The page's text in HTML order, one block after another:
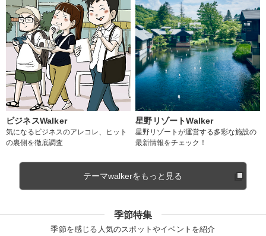
ビジネスWalker
気になるビジネスのアレコレ、ヒット
の裏側を徹底調査
星野リゾートWalker
星野リゾートが運営する多彩な施設の
最新情報をチェック！
テーマwalkerをもっと見る
季節特集
季節を感じる人気のスポットやイベントを紹介